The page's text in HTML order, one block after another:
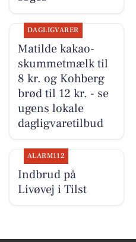
DAGLIGVARER
Matilde kakao-
skummetmælk til
8 kr. og Kohberg
brød til 12 kr. - se
ugens lokale
dagligvaretilbud
ALARM112
Indbrud på
Livøvej i Tilst